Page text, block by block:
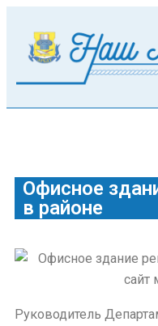
Офисное
в районе
Руководитель